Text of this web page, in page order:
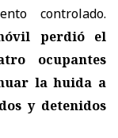
controlado.
perdió el
ocupantes
la huida a
y detenidos